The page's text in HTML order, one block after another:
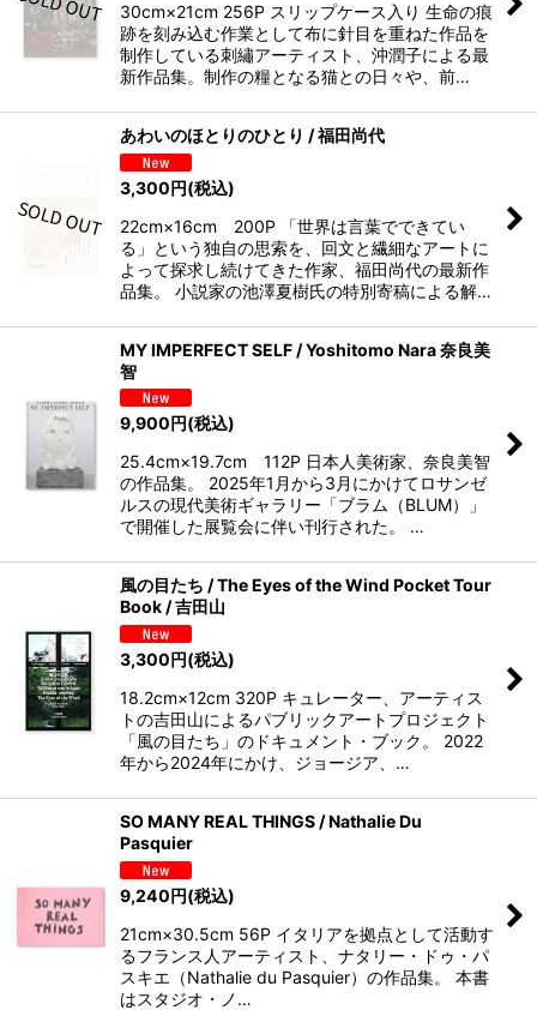
30cm×21cm 256P スリップケース入り 生命の痕
跡を刻み込む作業として布に針目を重ねた作品を
制作している刺繡アーティスト、沖潤子による最
新作品集。制作の糧となる猫との日々や、前…
あわいのほとりのひとり / 福田尚代
3,300円(税込)
22cm×16cm 200P 「世界は言葉でできてい
る」という独自の思索を、回文と繊細なアートに
よって探求し続けてきた作家、福田尚代の最新作
品集。 小説家の池澤夏樹氏の特別寄稿による解…
MY IMPERFECT SELF / Yoshitomo Nara 奈良美
智
9,900円(税込)
25.4cm×19.7cm 112P 日本人美術家、奈良美智
の作品集。 2025年1月から3月にかけてロサンゼ
ルスの現代美術ギャラリー「ブラム（BLUM）」
で開催した展覧会に伴い刊行された。 …
風の目たち / The Eyes of the Wind Pocket Tour
Book / 吉田山
3,300円(税込)
18.2cm×12cm 320P キュレーター、アーティス
トの吉田山によるパブリックアートプロジェクト
「風の目たち」のドキュメント・ブック。 2022
年から2024年にかけ、ジョージア、…
SO MANY REAL THINGS / Nathalie Du
Pasquier
9,240円(税込)
21cm×30.5cm 56P イタリアを拠点として活動す
るフランス人アーティスト、ナタリー・ドゥ・パ
スキエ（Nathalie du Pasquier）の作品集。 本書
はスタジオ・ノ…